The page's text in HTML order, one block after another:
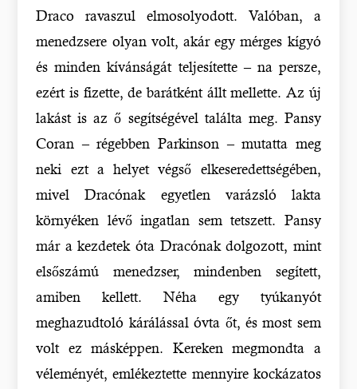
Draco ravaszul elmosolyodott. Valóban, a
menedzsere olyan volt, akár egy mérges kígyó
és minden kívánságát teljesítette – na persze,
ezért is fizette, de barátként állt mellette. Az új
lakást is az ő segítségével találta meg. Pansy
Coran – régebben Parkinson – mutatta meg
neki ezt a helyet végső elkeseredettségében,
mivel Dracónak egyetlen varázsló lakta
környéken lévő ingatlan sem tetszett. Pansy
már a kezdetek óta Dracónak dolgozott, mint
elsőszámú menedzser, mindenben segített,
amiben kellett. Néha egy tyúkanyót
meghazudtoló kárálással óvta őt, és most sem
volt ez másképpen. Kereken megmondta a
véleményét, emlékeztette mennyire kockázatos